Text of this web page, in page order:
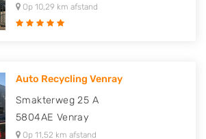
Op 10,29 km afstand
Auto Recycling Venray
Smakterweg 25 A
5804AE Venray
Op 11,52 km afstand